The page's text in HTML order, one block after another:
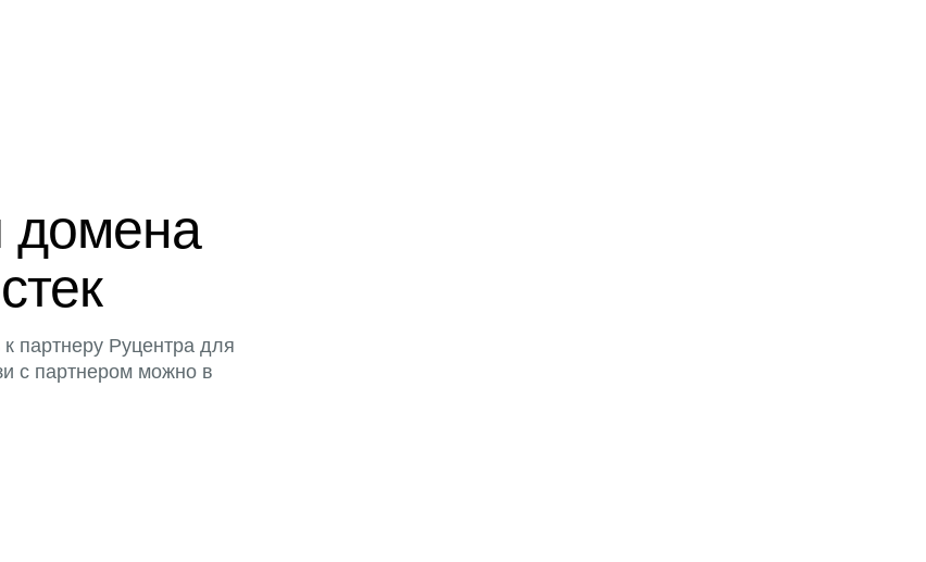
домена
партнеру Руцентра для
с партнером можно в